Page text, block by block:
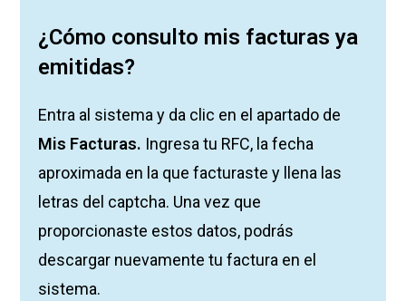
¿Cómo consulto mis facturas ya
emitidas?
Entra al sistema y da clic en el apartado de
Mis Facturas. Ingresa tu RFC, la fecha
aproximada en la que facturaste y llena las
letras del captcha. Una vez que
proporcionaste estos datos, podrás
descargar nuevamente tu factura en el
sistema.